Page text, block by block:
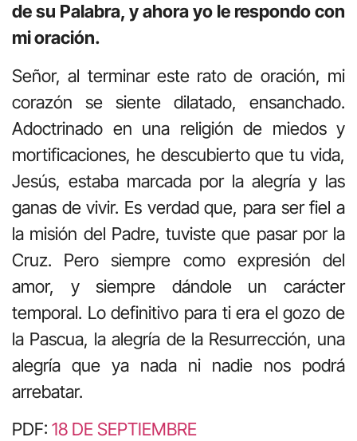
de su Palabra, y ahora yo le respondo con
mi oración.
Señor, al terminar este rato de oración, mi
corazón se siente dilatado, ensanchado.
Adoctrinado en una religión de miedos y
mortificaciones, he descubierto que tu vida,
Jesús, estaba marcada por la alegría y las
ganas de vivir. Es verdad que, para ser fiel a
la misión del Padre, tuviste que pasar por la
Cruz. Pero siempre como expresión del
amor, y siempre dándole un carácter
temporal. Lo definitivo para ti era el gozo de
la Pascua, la alegría de la Resurrección, una
alegría que ya nada ni nadie nos podrá
arrebatar.
PDF: 18 DE SEPTIEMBRE